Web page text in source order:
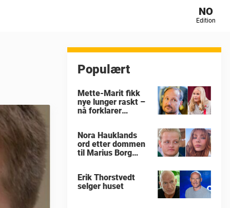
NO
Edition
Populært
Mette-Marit fikk
nye lunger raskt –
nå forklarer
Nora Hauklands
ord etter dommen
til Marius Borg
Erik Thorstvedt
selger huset